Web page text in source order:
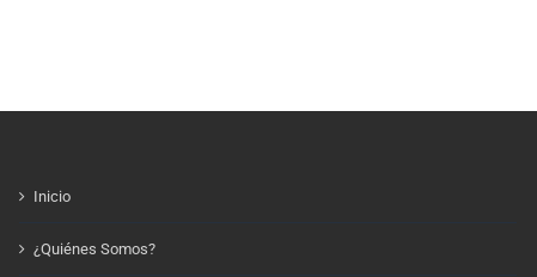
Inicio
¿Quiénes Somos?